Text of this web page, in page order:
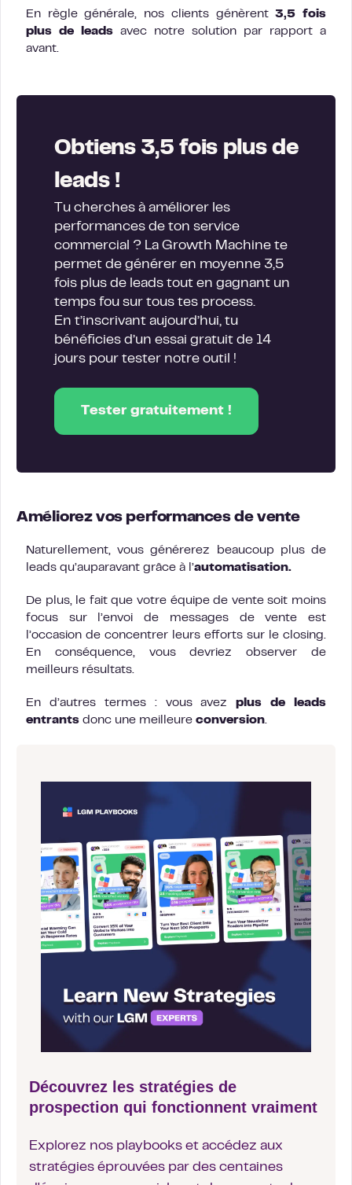
En règle générale, nos clients génèrent3,5 fois
plus de leads avec notre solution par rapport a
avant.
Obtiens 3,5 fois plus de
leads !
Tu cherches à améliorer les
performances de ton service
commercial ? La Growth Machine te
permet de générer en moyenne 3,5
fois plus de leads tout en gagnant un
temps fou sur tous tes process.
En t’inscrivant aujourd’hui, tu
bénéficies d’un essai gratuit de 14
jours pour tester notre outil !
Tester gratuitement !
Améliorez vos performances de vente
Naturellement, vous générerez beaucoup plus de
leads qu’auparavant grâce à l’automatisation.
De plus, le fait que votre équipe de vente soit moins
focus sur l’envoi de messages de vente est
l’occasion de concentrer leurs efforts sur le closing.
En conséquence, vous devriez observer de
meilleurs résultats.
En d’autres termes : vous avezplus de leads
entrants donc une meilleure conversion.
Découvrez les stratégies de
prospection qui fonctionnent vraiment
Explorez nos playbooks et accédez aux
stratégies éprouvées par des centaines